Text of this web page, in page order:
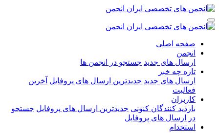
صفحه اصلی
انجمن
ارسال های جدید جستجو در انجمن ها
تازه چه خبر
ارسال های جدید جدیدترین ارسال های پروفایل آخرین
فعالیت
کاربران
بازدید کنندگان کنونی جدیدترین ارسال های پروفایل جستجو
در ارسال های پروفایل
استخدام